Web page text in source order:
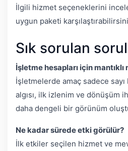
İlgili hizmet seçeneklerini
uygun paketi
Sık sorulan
İşletme hesapları için mantıklı
İşletmelerde amaç sadece
algısı, ilk izlenim ve dönüşüm
daha dengeli bir görünüm
Ne kadar sürede etki görülür?
İlk etkiler seçilen hizmet ve